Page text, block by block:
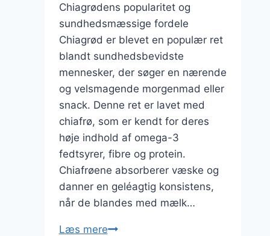
Chiagrødens popularitet og
sundhedsmæssige fordele
Chiagrød er blevet en populær ret
blandt sundhedsbevidste
mennesker, der søger en nærende
og velsmagende morgenmad eller
snack. Denne ret er lavet med
chiafrø, som er kendt for deres
høje indhold af omega-3
fedtsyrer, fibre og protein.
Chiafrøene absorberer væske og
danner en geléagtig konsistens,
når de blandes med mælk…
Læs mereChiagrød